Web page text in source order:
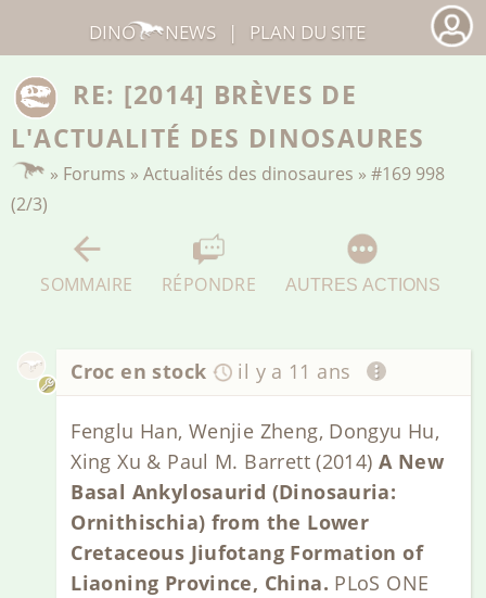
RE: [2014] BRÈVES DE
L'ACTUALITÉ DES DINOSAURES
» Forums »Actualités des dinosaures »#169 998
(2/3)
SOMMAIRE RÉPONDRE AUTRES ACTIONS
Croc en stock il y a 11 ans
Fenglu Han, Wenjie Zheng, Dongyu Hu,
Xing Xu & Paul M. Barrett (2014)A New
Basal Ankylosaurid (Dinosauria:
Ornithischia) from the Lower
Cretaceous Jiufotang Formation of
Liaoning Province, China. PLoS ONE
DINO NEWS | PLAN DU SITE